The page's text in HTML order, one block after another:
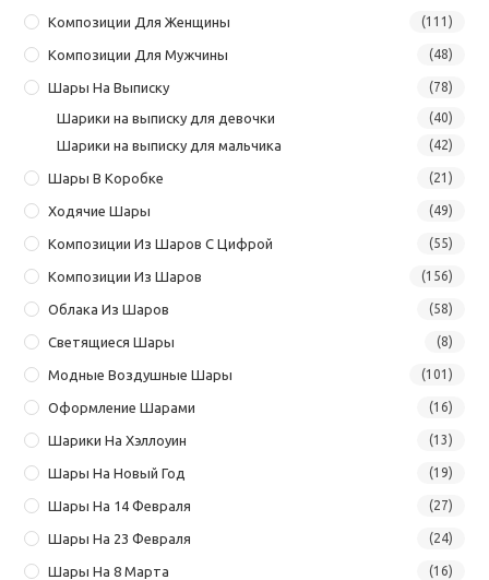
Композиции Для Женщины (111)
Композиции Для Мужчины (48)
Шары На Выписку (78)
Шарики на выписку для девочки (40)
Шарики на выписку для мальчика (42)
Шары В Коробке (21)
Ходячие Шары (49)
Композиции Из Шаров С Цифрой (55)
Композиции Из Шаров (156)
Облака Из Шаров (58)
Светящиеся Шары (8)
Модные Воздушные Шары (101)
Оформление Шарами (16)
Шарики На Хэллоуин (13)
Шары На Новый Год (19)
Шары На 14 Февраля (27)
Шары На 23 Февраля (24)
Шары На 8 Марта (16)